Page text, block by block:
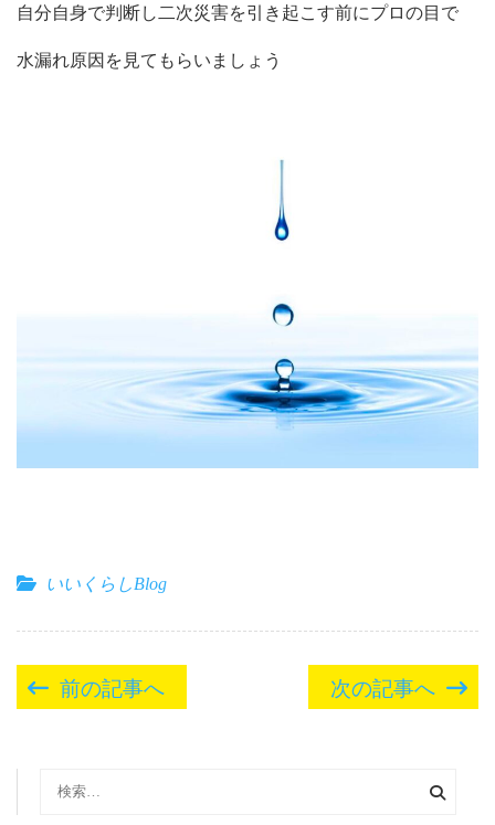
自分自身で判断し二次災害を引き起こす前にプロの目で
水漏れ原因を見てもらいましょう
いいくらしBlog
投
稿
ゲ
前の記事へ 次の記事へ